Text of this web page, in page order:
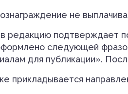
не
редакцию подтверждает
следующей
для публикации».
прикладывается